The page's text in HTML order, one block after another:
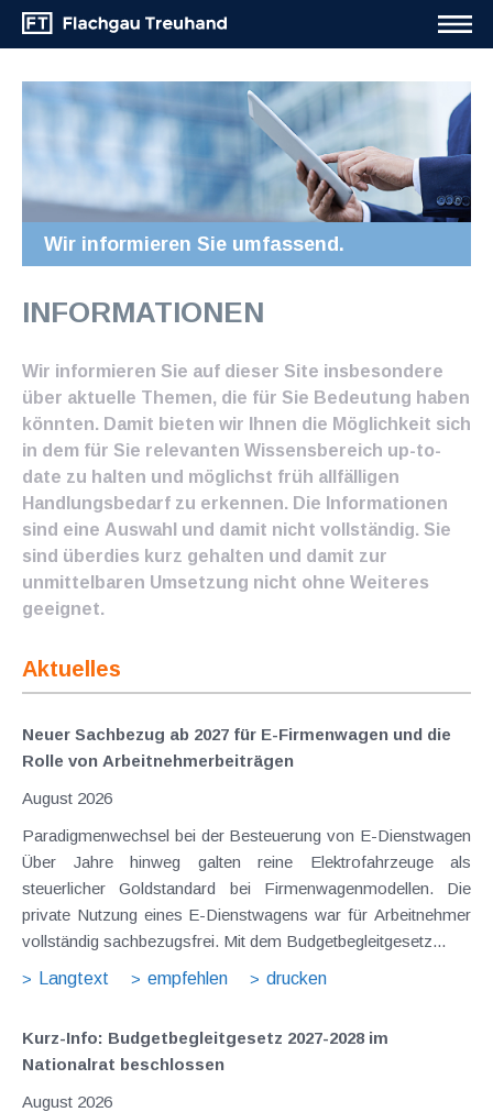
Wir informieren Sie umfassend.
INFORMATIONEN
Wir informieren Sie auf dieser Site insbesondere
über aktuelle Themen, die für Sie Bedeutung haben
könnten. Damit bieten wir Ihnen die Möglichkeit sich
in dem für Sie relevanten Wissensbereich up-to-
date zu halten und möglichst früh allfälligen
Handlungsbedarf zu erkennen. Die Informationen
sind eine Auswahl und damit nicht vollständig. Sie
sind überdies kurz gehalten und damit zur
unmittelbaren Umsetzung nicht ohne Weiteres
geeignet.
Aktuelles
Neuer Sachbezug ab 2027 für E-Firmenwagen und die
Rolle von Arbeitnehmer​­beiträgen
August 2026
Paradigmenwechsel bei der Besteuerung von E-Dienstwagen
Über Jahre hinweg galten reine Elektrofahrzeuge als
steuerlicher Goldstandard bei Firmenwagenmodellen. Die
private Nutzung eines E-Dienstwagens war für Arbeitnehmer
vollständig sachbezugsfrei. Mit dem Budgetbegleitgesetz...
Langtext
empfehlen drucken
Kurz-Info: Budgetbegleitgesetz 2027-2028 im
Nationalrat beschlossen
August 2026